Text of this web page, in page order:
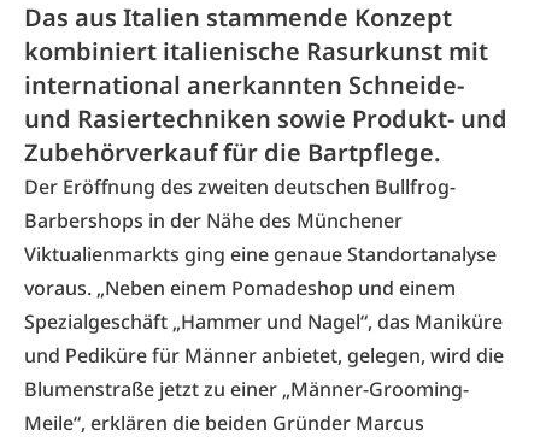
Das aus Italien stammende Konzept
kombiniert italienische Rasurkunst mit
international anerkannten Schneide-
und Rasiertechniken sowie Produkt- und
Zubehörverkauf für die Bartpflege.
Der Eröffnung des zweiten deutschen Bullfrog-
Barbershops in der Nähe des Münchener
Viktualienmarkts ging eine genaue Standortanalyse
voraus. „Neben einem Pomadeshop und einem
Spezialgeschäft „Hammer und Nagel“, das Maniküre
und Pediküre für Männer anbietet, gelegen, wird die
Blumenstraße jetzt zu einer „Männer-Grooming-
Meile“, erklären die beiden Gründer Marcus